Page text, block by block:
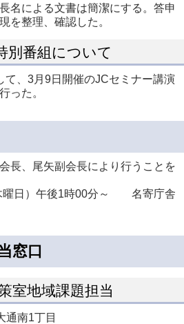
名による文書は簡潔にする。答申
を整理、確認した。
番組について
て、3月9日開催のJCセミナー講演
った。
長、尾矢副会長により行うことを
曜日）午後1時00分～ 名寄庁舎
窓口
室地域課題担当
通南1丁目